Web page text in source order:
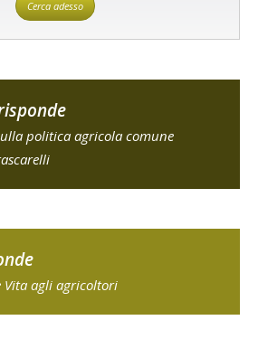
Cerca adesso
politica agricola comune
Vita agli agricoltori